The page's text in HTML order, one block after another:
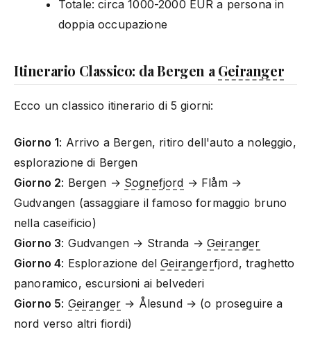
Totale: circa 1000-2000 EUR a persona in
doppia occupazione
Itinerario Classico: da Bergen a Geiranger
Ecco un classico itinerario di 5 giorni:
Giorno 1: Arrivo a Bergen, ritiro dell'auto a noleggio,
esplorazione di Bergen
Giorno 2: Bergen → Sognefjord → Flåm →
Gudvangen (assaggiare il famoso formaggio bruno
nella caseificio)
Giorno 3: Gudvangen → Stranda →Geiranger
Giorno 4: Esplorazione delGeirangerfjord, traghetto
panoramico, escursioni ai belvederi
Giorno 5: Geiranger → Ålesund → (o proseguire a
nord verso altri fiordi)